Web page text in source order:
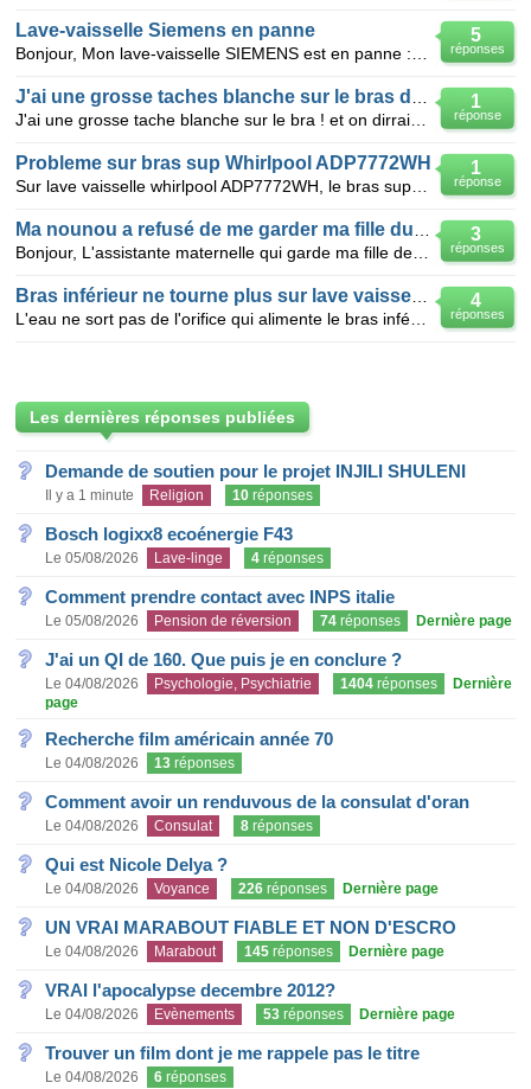
5
réponses
Lave-vaisselle Siemens en panne
1
réponse
1
réponse
Probleme sur bras sup Whirlpool ADP7772WH
3
réponses
4
réponses
Les dernières réponses publiées
Demande de soutien pour le projet INJILI SHULENI
Il y a 1 minute Religion 10 réponses
Bosch logixx8 ecoénergie F43
Le 05/08/2026 Lave-linge 4 réponses
Comment prendre contact avec INPS italie
Le 05/08/2026 Pension de réversion 74 réponses Dernière page
J'ai un QI de 160. Que puis je en conclure ?
Le 04/08/2026 Psychologie, Psychiatrie 1404 réponses
Dernière
page
Recherche film américain année 70
Le 04/08/2026 13 réponses
Comment avoir un renduvous de la consulat d'oran
Le 04/08/2026 Consulat 8 réponses
Qui est Nicole Delya ?
Le 04/08/2026 Voyance 226 réponses Dernière page
UN VRAI MARABOUT FIABLE ET NON D'ESCRO
Le 04/08/2026 Marabout 145 réponses Dernière page
VRAI l'apocalypse decembre 2012?
Le 04/08/2026 Evènements 53 réponses Dernière page
Trouver un film dont je me rappele pas le titre
Le 04/08/2026 6 réponses